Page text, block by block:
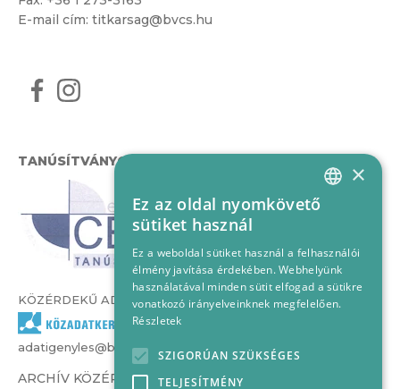
E-mail cím: titkarsag@bvcs.hu
TANÚSÍTVÁNYOK
KÖZÉRDEKŰ ADATOK
adatigenyles@bvcs.hu
ARCHÍV KÖZÉRDEKŰ ADATOK –
HUNGARIAN
×
Ez az oldal nyomkövető
sütiket használ
Ez a weboldal sütiket használ a felhasználói
élmény javítása érdekében. Webhelyünk
használatával minden sütit elfogad a sütikre
vonatkozó irányelveinknek megfelelően.
Részletek
SZIGORÚAN SZÜKSÉGES
TELJESÍTMÉNY